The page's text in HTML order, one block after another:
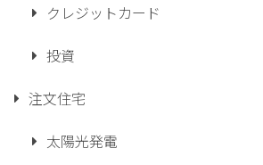
クレジットカード
投資
注文住宅
太陽光発電